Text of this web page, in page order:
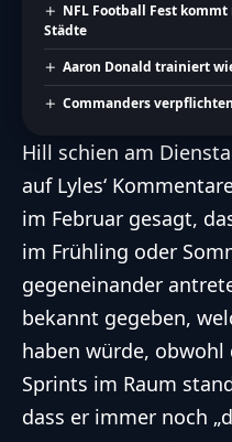
NFL Football Fest
Städte
Aaron Donald trainiert
Commanders
Hill schien am
auf Lyles‘
im Februar gesagt,
im Frühling oder
gegeneinander
bekannt gegeben,
haben würde, obwohl
Sprints im Raum
dass er immer noch